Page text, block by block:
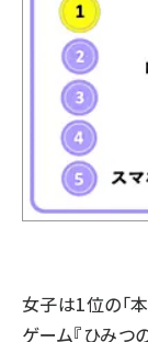
女子は1位の「
ゲーム『ひみつ